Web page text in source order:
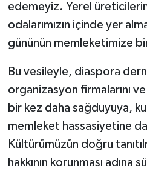
edemeyiz. Yerel
odalarımızın içinde yer
gününün memleketimize
Bu vesileyle, diaspora
organizasyon firmalarını ve
bir kez daha sağduyuya,
memleket hassasiyetine
Kültürümüzün doğru
hakkının korunması adına